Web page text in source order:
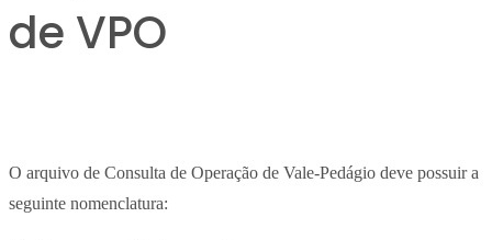
de VPO
O arquivo de Consulta de Operação de Vale-Pedágio deve possuir a
seguinte nomenclatura: